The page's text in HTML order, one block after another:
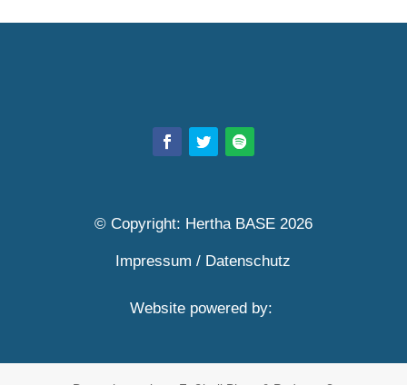
© Copyright: Hertha BASE 2026
Impressum / Datenschutz
Website powered by: